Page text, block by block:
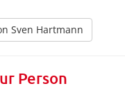
Sven Hartmann
Person